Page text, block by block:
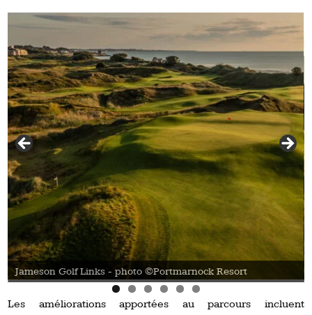
Jameson Golf Links - photo ©Portmarnock Resort
Les améliorations apportées au parcours incluent